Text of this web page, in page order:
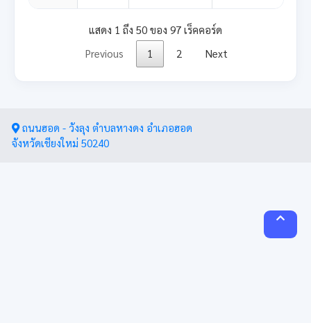
แสดง 1 ถึง 50 ของ 97 เร็คคอร์ด
Previous
1 2 Next
ถนนฮอด - วังลุง ตำบลหางดง อำเภอฮอด
จังหวัดเชียงใหม่ 50240